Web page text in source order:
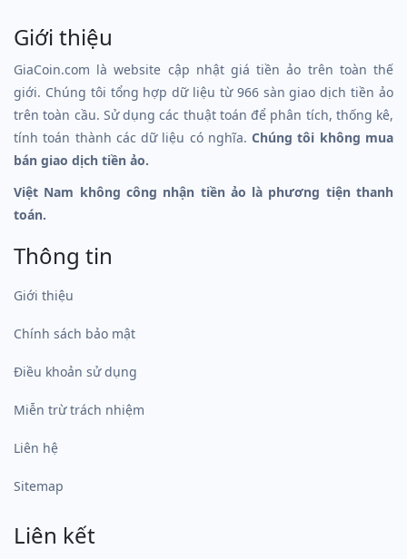
Giới thiệu
GiaCoin.com là website cập nhật giá tiền ảo trên toàn thế
giới. Chúng tôi tổng hợp dữ liệu từ 966 sàn giao dịch tiền ảo
trên toàn cầu. Sử dụng các thuật toán để phân tích, thống kê,
tính toán thành các dữ liệu có nghĩa.Chúng tôi không mua
bán giao dịch tiền ảo.
Việt Nam không công nhận tiền ảo là phương tiện thanh
toán.
Thông tin
Giới thiệu
Chính sách bảo mật
Điều khoản sử dụng
Miễn trừ trách nhiệm
Liên hệ
Sitemap
Liên kết